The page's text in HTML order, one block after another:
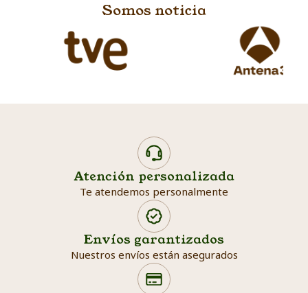
Somos noticia
Atención personalizada
Te atendemos personalmente
Envíos garantizados
Nuestros envíos están asegurados
Search products